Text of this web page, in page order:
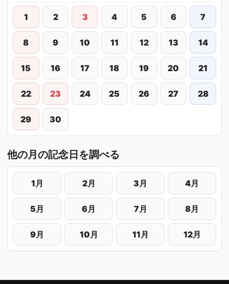
1 2 3 4 5 6 7
8 9 10 11 12 13 14
15 16 17 18 19 20 21
22 23 24 25 26 27 28
29 30
他の月の記念日を調べる
1月 2月 3月 4月
5月 6月 7月 8月
9月 10月 11月 12月